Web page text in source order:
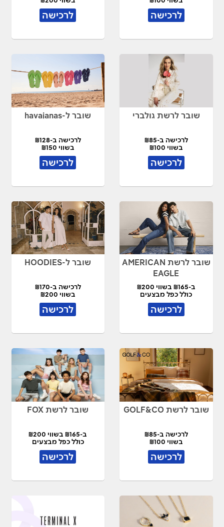
לרכישה לרכישה
שובר לרשת גולברי
לרכישה ב-₪85
בשווי ₪100
לרכישה
שובר ל-havaianas
לרכישה ב-₪128
בשווי ₪150
לרכישה
שובר לרשת AMERICAN
EAGLE
ב-₪165 בשווי ₪200
כולל כפל מבצעים
לרכישה
שובר ל-HOODIES
לרכישה ב-₪170
בשווי ₪200
לרכישה
שובר לרשת GOLF&CO
לרכישה ב-₪85
בשווי ₪100
לרכישה
שובר לרשת FOX
ב-₪165 בשווי ₪200
כולל כפל מבצעים
לרכישה